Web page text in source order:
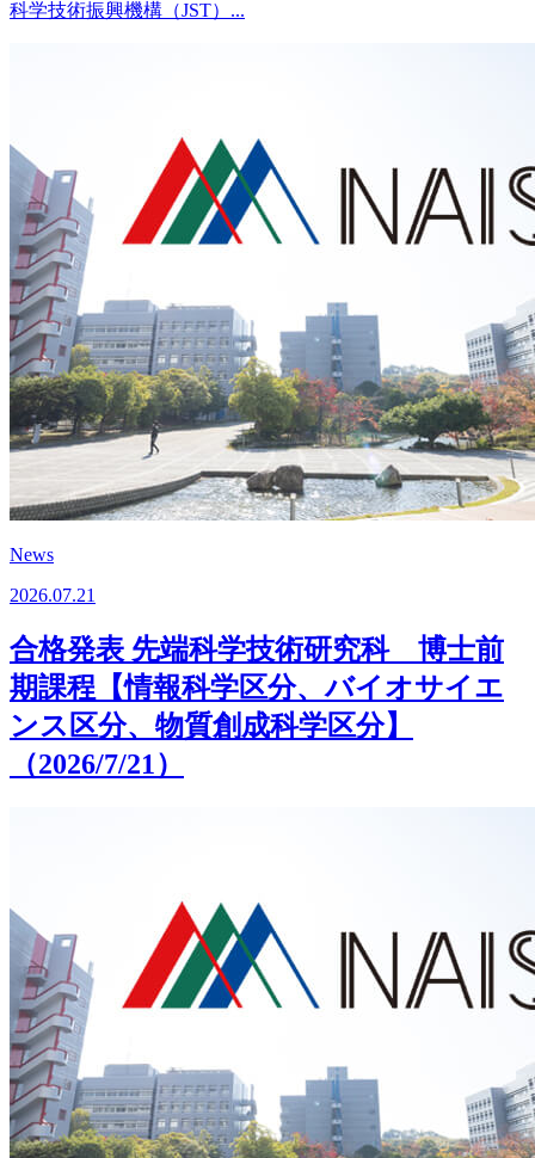
科学技術振興機構（JST）...
News
2026.07.21
合格発表 先端科学技術研究科 博士前
期課程【情報科学区分、バイオサイエ
ンス区分、物質創成科学区分】
（2026/7/21）